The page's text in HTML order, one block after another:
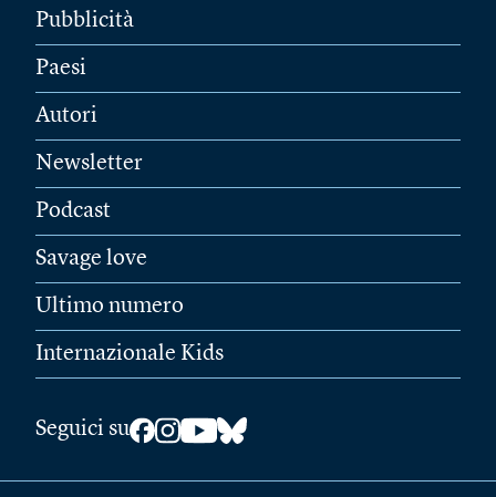
Pubblicità
Paesi
Autori
Newsletter
Podcast
Savage love
Ultimo numero
Internazionale Kids
Seguici su